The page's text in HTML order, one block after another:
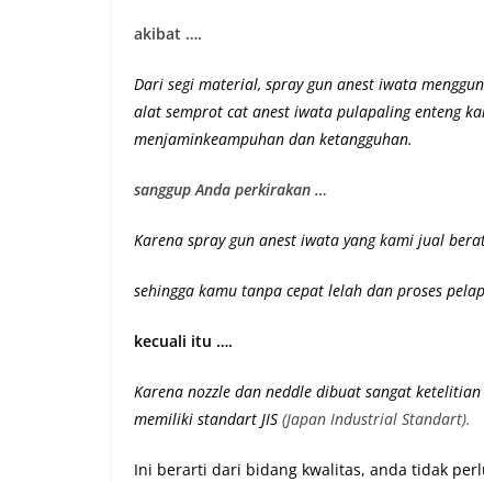
akibat ….
Dari segi material, spray gun anest iwata
alat semprot cat anest iwata pulapaling enteng
menjaminkeampuhan dan ketangguhan.
sanggup Anda perkirakan …
Karena spray gun anest iwata yang kami jual
sehingga kamu tanpa cepat lelah dan proses
kecuali itu ….
Karena nozzle dan neddle dibuat sangat
memiliki standart JIS (Japan Industrial Standart).
Ini berarti dari bidang kwalitas, anda tidak